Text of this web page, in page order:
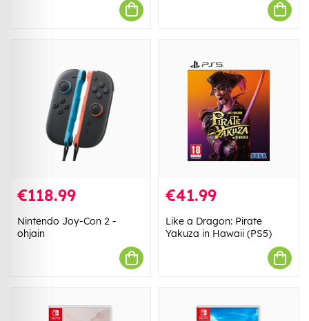
€118.99
Nintendo Joy-Con 2 -
ohjain
€41.99
Like a Dragon: Pirate
Yakuza in Hawaii (PS5)